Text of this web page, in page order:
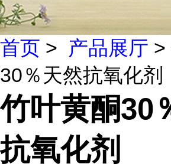
首页 > 产品展厅 >
30％天然抗氧化剂
竹叶黄酮30
抗氧化剂